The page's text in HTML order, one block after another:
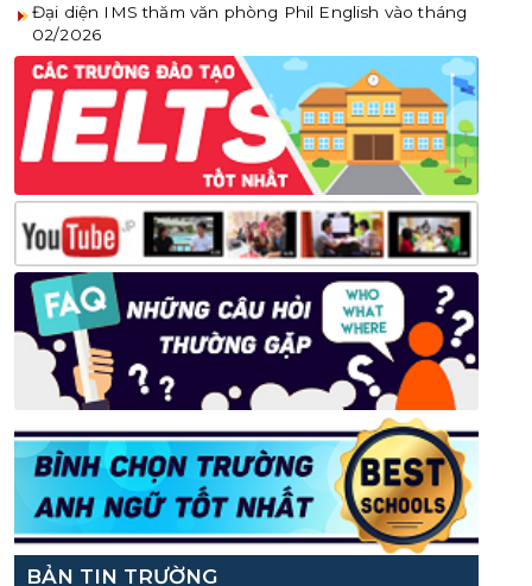
Đại diện IMS thăm văn phòng Phil English vào tháng
02/2026
BẢN TIN TRƯỜNG